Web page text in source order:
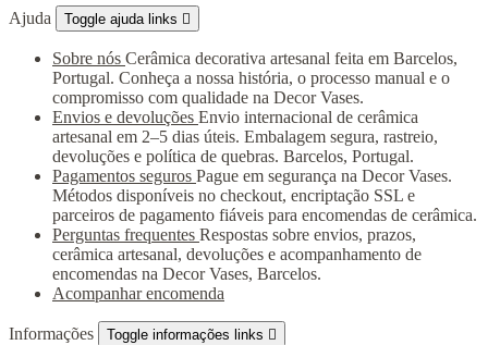
Ajuda Toggle ajuda links 
Sobre nós Cerâmica decorativa artesanal feita em Barcelos,
Portugal. Conheça a nossa história, o processo manual e o
compromisso com qualidade na Decor Vases.
Envios e devoluções Envio internacional de cerâmica
artesanal em 2–5 dias úteis. Embalagem segura, rastreio,
devoluções e política de quebras. Barcelos, Portugal.
Pagamentos seguros Pague em segurança na Decor Vases.
Métodos disponíveis no checkout, encriptação SSL e
parceiros de pagamento fiáveis para encomendas de cerâmica.
Perguntas frequentes Respostas sobre envios, prazos,
cerâmica artesanal, devoluções e acompanhamento de
encomendas na Decor Vases, Barcelos.
Acompanhar encomenda
Informações Toggle informações links 